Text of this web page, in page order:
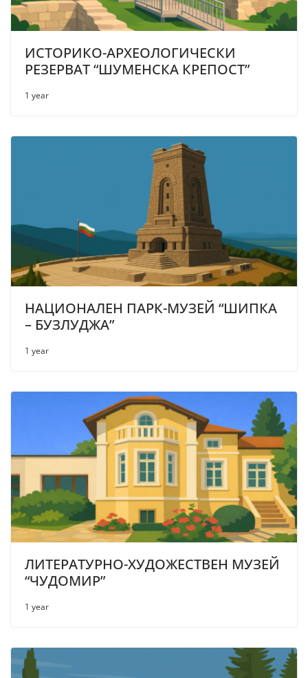
ИСТОРИКО-АРХЕОЛОГИЧЕСКИ
РЕЗЕРВАТ “ШУМЕНСКА КРЕПОСТ”
1 year
НАЦИОНАЛЕН ПАРК-МУЗЕЙ “ШИПКА
– БУЗЛУДЖА”
1 year
ЛИТЕРАТУРНО-ХУДОЖЕСТВЕН МУЗЕЙ
“ЧУДОМИР”
1 year